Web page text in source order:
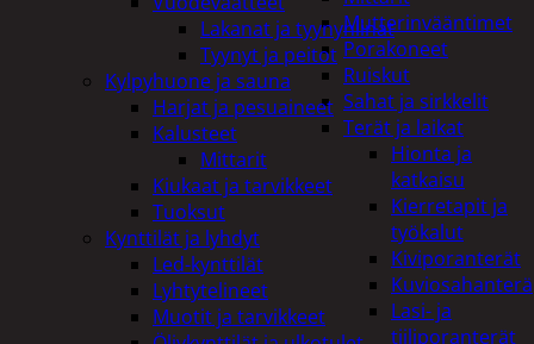
Mutterinvääntimet
Porakoneet
Ruiskut
Sahat ja sirkkelit
Terät ja laikat
Hionta ja
katkaisu
Kierretapit ja
työkalut
Kiviporanterät
Kuviosahanterä
Lasi- ja
tiiliporanterät
Lakanat ja tyynynlinat
Tyynyt ja peitot
Kylpyhuone ja sauna
Harjat ja pesuaineet
Kalusteet
Mittarit
Kiukaat ja tarvikkeet
Tuoksut
Kynttilät ja lyhdyt
Led-kynttilät
Lyhtytelineet
Muotit ja tarvikkeet